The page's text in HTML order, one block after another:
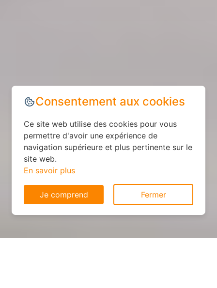
Consentement aux cookies
Ce site web utilise des cookies pour vous
permettre d'avoir une expérience de
navigation supérieure et plus pertinente sur le
site web.
En savoir plus
Je comprend Fermer